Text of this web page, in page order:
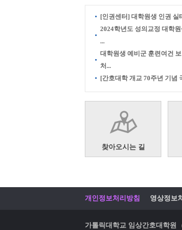
[인권센터] 대학원생 인권 실
2024학년도 성의교정 대학
...
대학원생 예비군 훈련여건
처...
[간호대학 개교 70주년 기념
찾아오시는 길
개인정보처리방침 영상정보
가톨릭대학교 임상간호대학원